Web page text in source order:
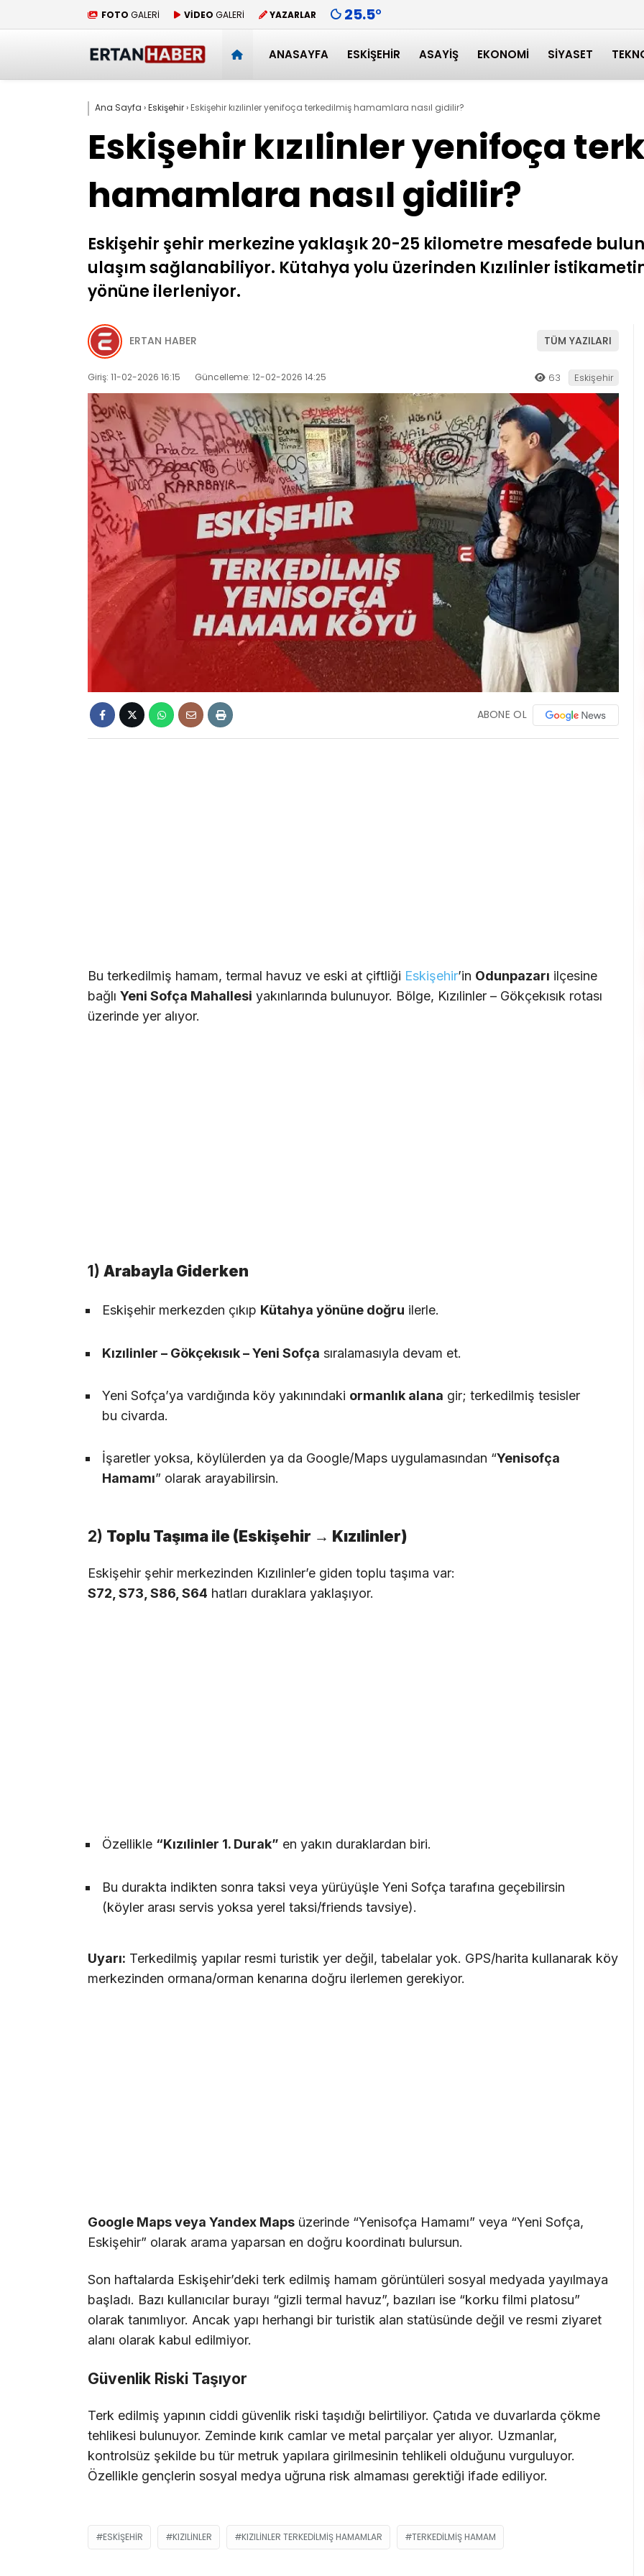
FOTO GALERİ VİDEO GALERİ YAZARLAR 25.5°
ANASAYFA ESKIŞEHIR ASAYIŞ EKONOMI SIYASET
Ana Sayfa ›Eskişehir› Eskişehir kızılinler yenifoça terkedilmiş hamamlara nasıl gidilir?
Eskişehir kızılinler yenifoça
hamamlara nasıl gidilir?
Eskişehir şehir merkezine yaklaşık 20-25 kilometre mesafede
ulaşım sağlanabiliyor. Kütahya yolu üzerinden Kızılinler
yönüne ilerleniyor.
ERTAN HABER TÜM YAZILARI
Giriş: 11-02-2026 16:15 Güncelleme: 12-02-2026 14:25 63 Eskişehir
ABONE OL
Bu terkedilmiş hamam, termal havuz ve eski at çiftliği Eskişehir’in Odunpazarı ilçesine
bağlı Yeni Sofça Mahallesi yakınlarında bulunuyor. Bölge, Kızılinler – Gökçekısık rotası
üzerinde yer alıyor.
1) Arabayla Giderken
Eskişehir merkezden çıkıp Kütahya yönüne doğru ilerle.
Kızılinler – Gökçekısık – Yeni Sofça sıralamasıyla devam et.
Yeni Sofça’ya vardığında köy yakınındaki ormanlık alana gir; terkedilmiş tesisler
bu civarda.
İşaretler yoksa, köylülerden ya da Google/Maps uygulamasından “Yenisofça
Hamamı” olarak arayabilirsin.
2) Toplu Taşıma ile (Eskişehir → Kızılinler)
Eskişehir şehir merkezinden Kızılinler’e giden toplu taşıma var:
S72, S73, S86, S64 hatları duraklara yaklaşıyor.
Özellikle “Kızılinler 1. Durak” en yakın duraklardan biri.
Bu durakta indikten sonra taksi veya yürüyüşle Yeni Sofça tarafına geçebilirsin
(köyler arası servis yoksa yerel taksi/friends tavsiye).
Uyarı: Terkedilmiş yapılar resmi turistik yer değil, tabelalar yok. GPS/harita kullanarak köy
merkezinden ormana/orman kenarına doğru ilerlemen gerekiyor.
Google Maps veya Yandex Maps üzerinde “Yenisofça Hamamı” veya “Yeni Sofça,
Eskişehir” olarak arama yaparsan en doğru koordinatı bulursun.
Son haftalarda Eskişehir’deki terk edilmiş hamam görüntüleri sosyal medyada yayılmaya
başladı. Bazı kullanıcılar burayı “gizli termal havuz”, bazıları ise “korku filmi platosu”
olarak tanımlıyor. Ancak yapı herhangi bir turistik alan statüsünde değil ve resmi ziyaret
alanı olarak kabul edilmiyor.
Güvenlik Riski Taşıyor
Terk edilmiş yapının ciddi güvenlik riski taşıdığı belirtiliyor. Çatıda ve duvarlarda çökme
tehlikesi bulunuyor. Zeminde kırık camlar ve metal parçalar yer alıyor. Uzmanlar,
kontrolsüz şekilde bu tür metruk yapılara girilmesinin tehlikeli olduğunu vurguluyor.
Özellikle gençlerin sosyal medya uğruna risk almaması gerektiği ifade ediliyor.
ESKIŞEHIR KIZILINLER KIZILINLER TERKEDILMIŞ HAMAMLAR TERKEDILMIŞ HAMAM